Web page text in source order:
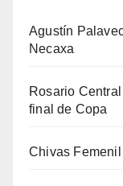
Agustín
Necaxa
Rosario
final de Copa
Chivas